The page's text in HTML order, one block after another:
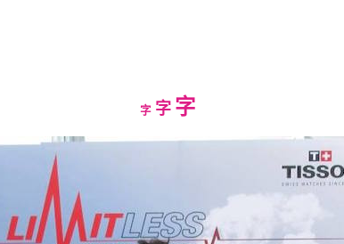
字Decrease
字Reset
字Increase